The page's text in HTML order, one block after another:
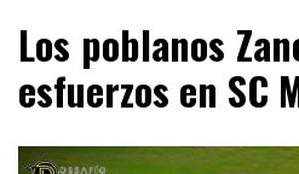
Desafío
Los poblanos
esfuerzos en SC